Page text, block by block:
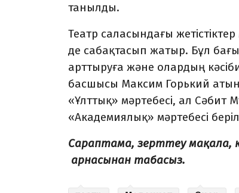
танылды.
Театр саласындағы
де сабақтасып жатыр. Бұл
арттыруға және олардың
басшысы Максим Горький
«Ұлттық» мәртебесі, ал
«Академиялық» мәртебесі
Сараптама, зерттеу мақала,
арнасынан табасыз.